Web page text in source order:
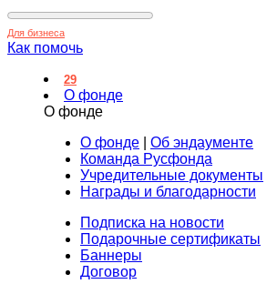
Для бизнеса
Как помочь
29
О фонде
О фонде
О фонде
Об эндаументе
Команда Русфонда
Учредительные документы
Награды и благодарности
Подписка на новости
Подарочные сертификаты
Баннеры
Договор